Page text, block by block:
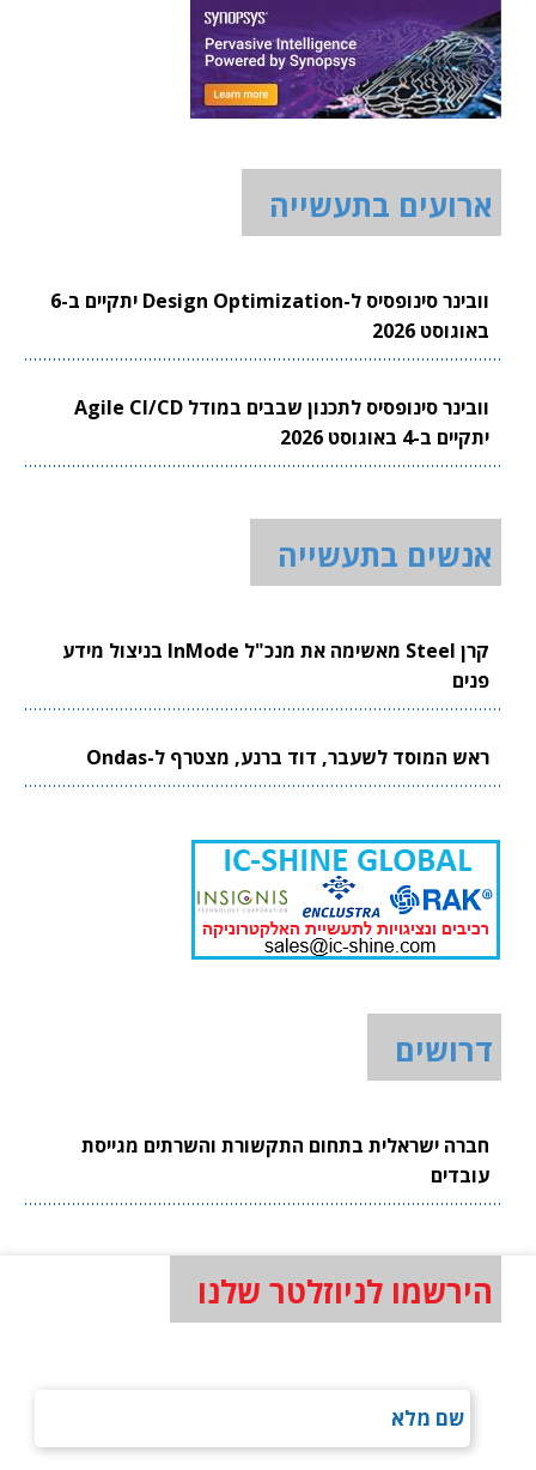
ארועים בתעשייה
וובינר סינופסיס ל-Design Optimization יתקיים ב-6
באוגוסט 2026
וובינר סינופסיס לתכנון שבבים במודל Agile CI/CD
יתקיים ב-4 באוגוסט 2026
אנשים בתעשייה
קרן Steel מאשימה את מנכ"ל InMode בניצול מידע
פנים
ראש המוסד לשעבר, דוד ברנע, מצטרף ל-Ondas
דרושים
חברה ישראלית בתחום התקשורת והשרתים מגייסת
עובדים
הירשמו לניוזלטר שלנו